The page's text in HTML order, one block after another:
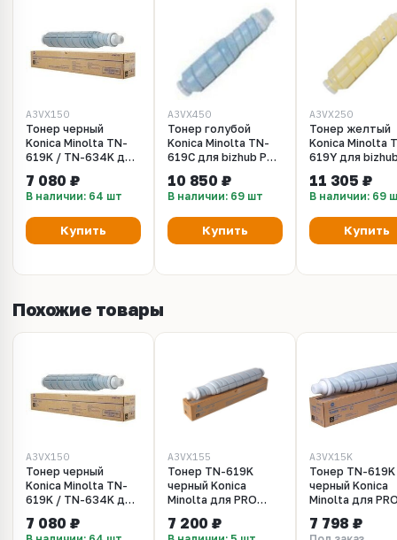
A3VX150
Тонер черный
Konica Minolta TN-
619K / TN-634K для
C1060, C1070,
C1070P (A3VX150 /
AF1R150)
7 080 ₽
В наличии: 64 шт
Купить
A3VX450
Тонер голубой
Konica Minolta TN-
619C для bizhub PRO
C1070L (A3VX450)
10 850 ₽
В наличии: 69 шт
Купить
A3VX250
Тонер желтый
Konica Minolta
619Y для
C1070L
11 305 ₽
В наличии: 69
Купить
Похожие товары
A3VX150
Тонер черный
Konica Minolta TN-
619K / TN-634K для
C1060, C1070,
7 080 ₽
A3VX155
Тонер TN-619K
черный Konica
Minolta для PRO
C3080P
7 200 ₽
A3VX15K
Тонер TN-619K
черный Konica
Minolta для
C3080P
7 798 ₽